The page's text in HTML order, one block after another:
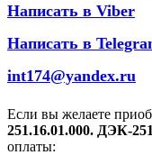
Написать в Viber
Написать в
int174@yandex.ru
Если вы желаете
251.16.01.000. ДЭК-
оплаты: